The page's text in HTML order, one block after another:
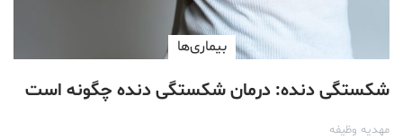
بیماری‌ها
شکستگی دنده: درمان شکستگی دنده چگونه است
مهدیه وظیفه